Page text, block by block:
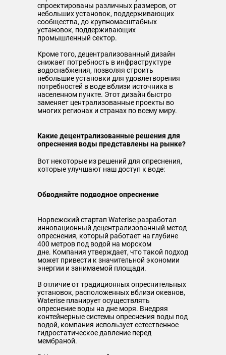
спроектированы различных размеров, от
небольших установок, поддерживающих
сообщества, до крупномасштабных
установок, поддерживающих
промышленный сектор.
Кроме того, децентрализованный дизайн
снижает потребность в инфраструктуре
водоснабжения, позволяя строить
небольшие установки для удовлетворения
потребностей в воде вблизи источника в
населенном пункте. Этот дизайн быстро
заменяет централизованные проекты во
многих регионах и странах по всему миру.
Какие децентрализованные решения для
опреснения воды представлены на рынке?
Вот некоторые из решений для опреснения,
которые улучшают наш доступ к воде:
Обводняйте подводное опреснение
Норвежский стартап Waterise разработал
инновационный децентрализованный метод
опреснения, который работает на глубине
400 метров под водой на морском
дне. Компания утверждает, что такой подход
может привести к значительной экономии
энергии и занимаемой площади.
В отличие от традиционных опреснительных
установок, расположенных вблизи океанов,
Waterise планирует осуществлять
опреснение воды на дне моря. Внедряя
контейнерные системы опреснения воды под
водой, компания использует естественное
гидростатическое давление перед
мембраной.